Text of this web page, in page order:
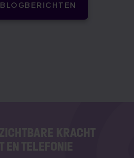
KRACHT
EN TELEFONIE